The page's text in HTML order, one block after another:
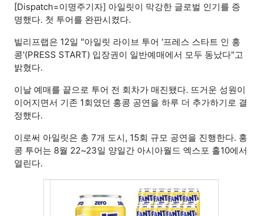
[Dispatch=이명주기자] 아일릿이 막강한 글로벌 인기를 증
명했다. 첫 투어를 완판시켰다.
빌리프랩은 12일 "아일릿 라이브 투어 '프레스 스타트 인 홍
콩'(PRESS START) 입장권이 일반예매에서 모두 동났다"고
밝혔다.
이날 예매를 끝으로 투어 전 회차가 매진됐다. 뜨거운 성원이
이어지면서 기존 1회였던 홍콩 공연을 하루 더 추가하기로 결
정했다.
이로써 아일릿은 총 7개 도시, 15회 규모 공연을 진행한다. 홍
콩 투어는 8월 22~23일 양일간 아시아월드 엑스포 홀10에서
열린다.